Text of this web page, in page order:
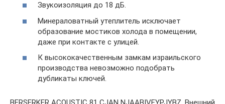
Звукоизоляция до 18 дБ.
Минераловатный утеплитель исключает
образование мостиков холода в помещении,
даже при контакте с улицей.
К высококачественным замкам израильского
производства невозможно подобрать
дубликаты ключей.